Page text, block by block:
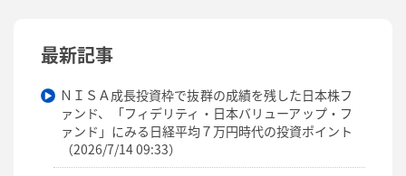
最新記事
ＮＩＳＡ成長投資枠で抜群の成績を残した日本株フ
ァンド、「フィデリティ・日本バリューアップ・フ
ァンド」にみる日経平均７万円時代の投資ポイント
（2026/7/14 09:33）